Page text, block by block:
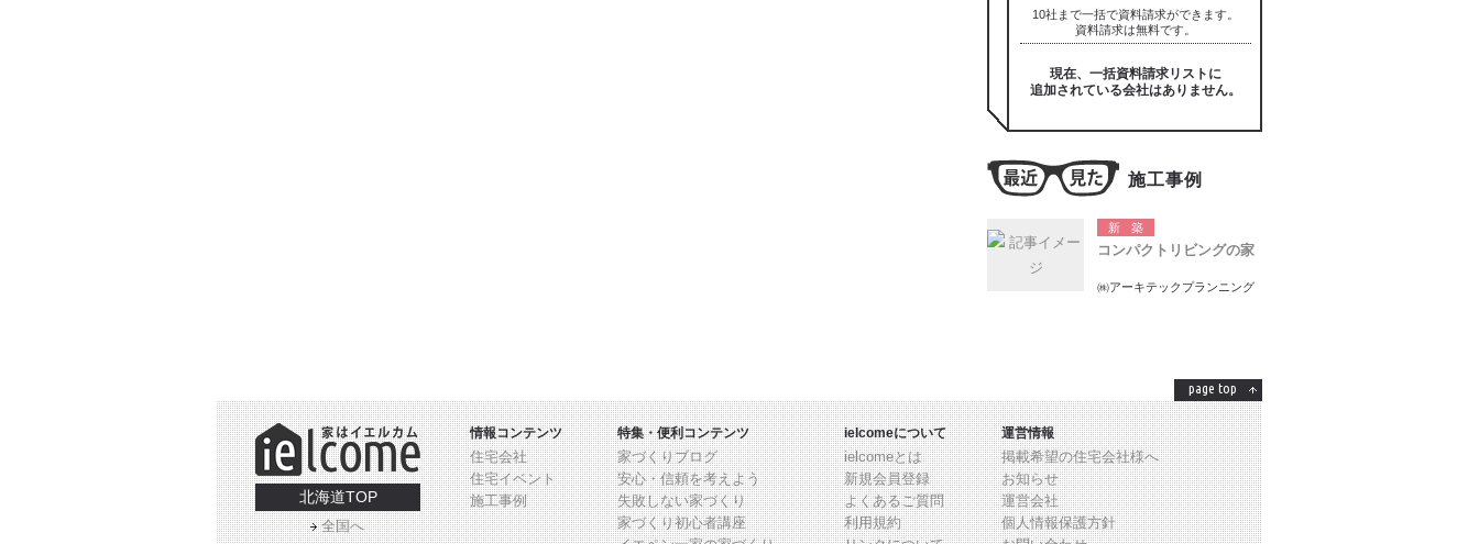
10社まで一括で資料請求ができます。
資料請求は無料です。
現在、一括資料請求リストに
追加されている会社はありません。
施工事例
新築
コンパクトリビングの家
㈱アーキテックプランニング
page top
北海道TOP
全国へ
情報コンテンツ
住宅会社
住宅イベント
施工事例
特集・便利コンテンツ
家づくりブログ
安心・信頼を考えよう
失敗しない家づくり
家づくり初心者講座
ielcomeについて
ielcomeとは
新規会員登録
よくあるご質問
利用規約
運営情報
掲載希望の住宅会社様へ
お知らせ
運営会社
個人情報保護方針